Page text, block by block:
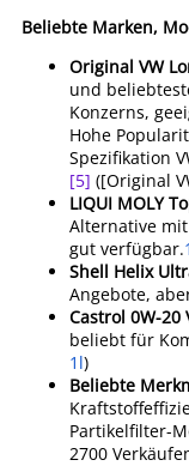
Beliebte Marken,
Original VW
und
Konzerns,
Hohe
Spezifikation
[5] ([Original
LIQUI MOLY
Alternative
gut verfügbar.
Shell Helix
Angebote,
Castrol 0W-20
beliebt für
1l)
Beliebte
Partikelfilter-
2700